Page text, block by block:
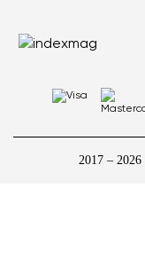
2017 –